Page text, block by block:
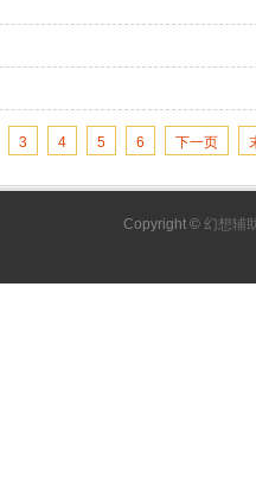
3 4 5 6 下一页
Copyright © 幻想辅